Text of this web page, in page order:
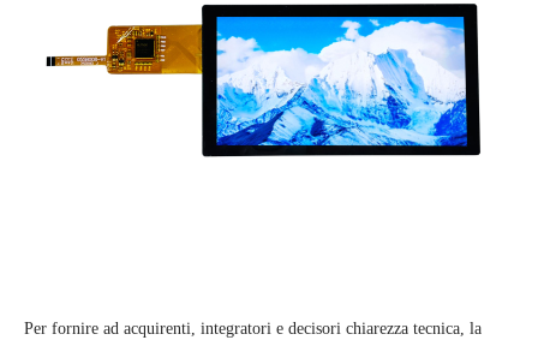
Per fornire ad acquirenti, integratori e decisori chiarezza tecnica, la